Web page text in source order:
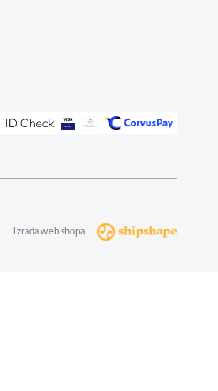
Izrada web shopa